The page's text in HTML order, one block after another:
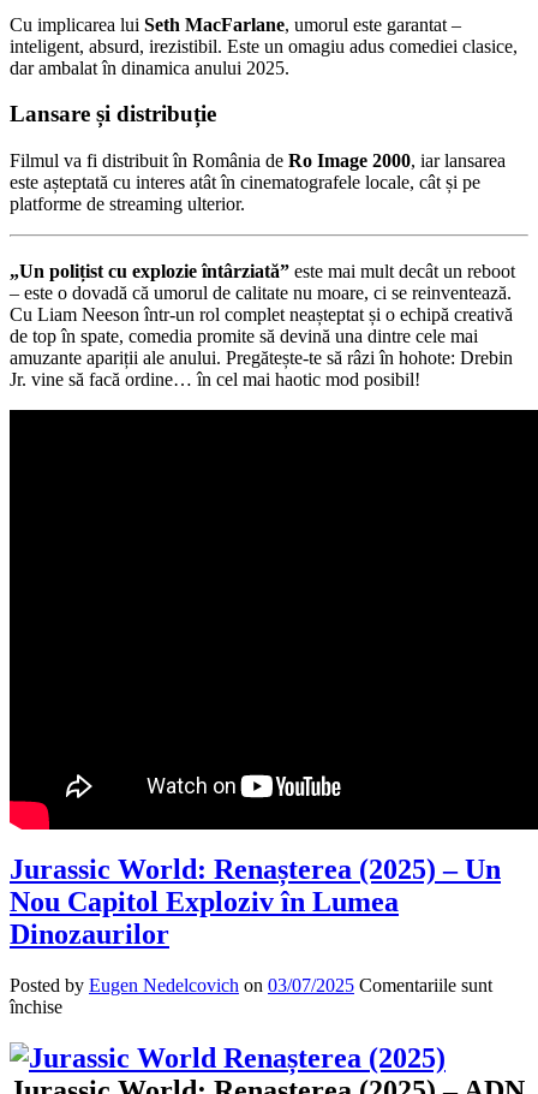
Cu implicarea lui Seth MacFarlane, umorul este garantat –
inteligent, absurd, irezistibil. Este un omagiu adus comediei clasice,
dar ambalat în dinamica anului 2025.
Lansare și distribuție
Filmul va fi distribuit în România de Ro Image 2000, iar lansarea
este așteptată cu interes atât în cinematografele locale, cât și pe
platforme de streaming ulterior.
„Un polițist cu explozie întârziată” este mai mult decât un reboot
– este o dovadă că umorul de calitate nu moare, ci se reinventează.
Cu Liam Neeson într-un rol complet neașteptat și o echipă creativă
de top în spate, comedia promite să devină una dintre cele mai
amuzante apariții ale anului. Pregătește-te să râzi în hohote: Drebin
Jr. vine să facă ordine… în cel mai haotic mod posibil!
Jurassic World: Renașterea (2025) – Un
Nou Capitol Exploziv în Lumea
Dinozaurilor
Posted by Eugen Nedelcovich on 03/07/2025 Comentariile sunt
închisepentru
World:
Renașterea